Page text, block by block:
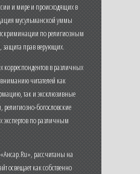
и мире и происходящих в
мусульманской уммы
по религиозным
прав верующих.
корреспондентов в различных
читателей как
так и эксклюзивные
религиозно-богословские
экспертов по различным
рассчитаны на
освещает как собственно